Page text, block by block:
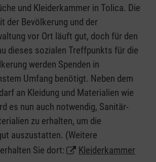
und Kleiderkammer in Tolica. Die
der Bevölkerung und der
vor Ort läuft gut, doch für den
dieses sozialen Treffpunkts für die
werden Spenden in
Umfang benötigt. Neben dem
an Kleidung und Materialien wie
es nun auch notwendig, Sanitär-
zu erhalten, um die
auszustatten. (Weitere
Sie dort:
Kleiderkammer